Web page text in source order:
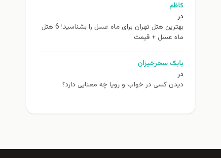
کاظم
در
بهترین هتل تهران برای ماه عسل را بشناسید! 6 هتل
ماه عسل + قیمت
بابک سحرخیزان
در
دیدن کسی در خواب و رویا چه معنایی دارد؟